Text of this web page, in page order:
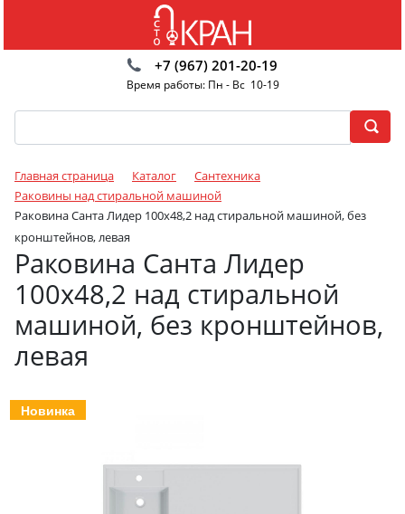
+7 (967) 201-20-19
Время работы: Пн - Вс 10-19
Главная страница Каталог
Сантехника
Раковины над стиральной машиной
Раковина Санта Лидер 100x48,2 над стиральной машиной, без
кронштейнов, левая
Раковина Санта Лидер
100x48,2 над стиральной
машиной, без кронштейнов,
левая
Новинка